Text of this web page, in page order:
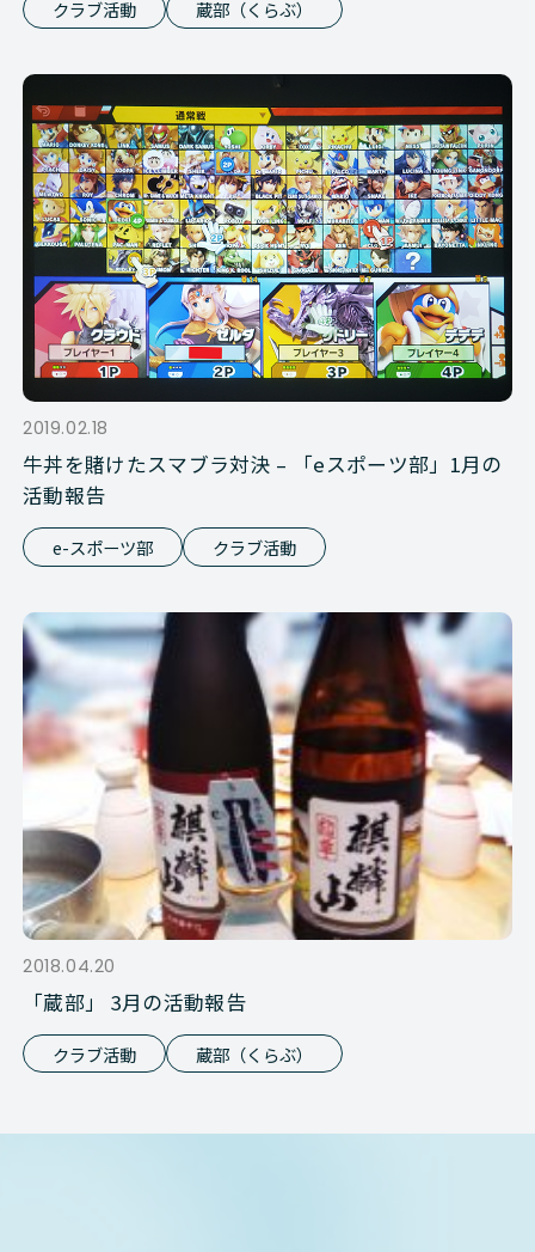
クラブ活動 蔵部（くらぶ）
2019.02.18
牛丼を賭けたスマブラ対決 – 「eスポーツ部」1月の
活動報告
e-スポーツ部 クラブ活動
2018.04.20
「蔵部」 3月の活動報告
クラブ活動 蔵部（くらぶ）